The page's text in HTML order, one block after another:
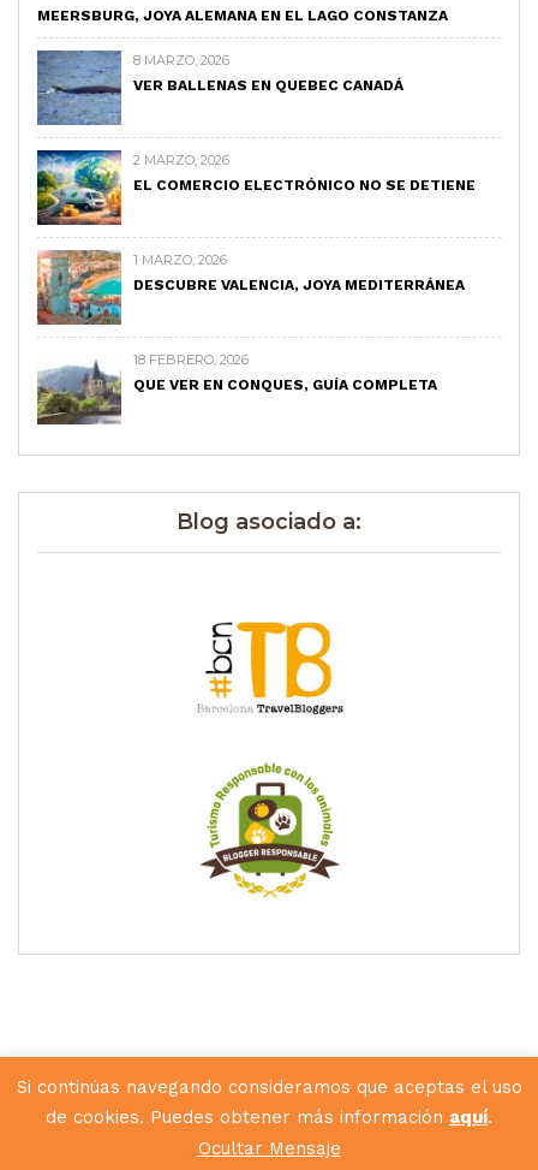
MEERSBURG, JOYA ALEMANA EN EL LAGO CONSTANZA
8 MARZO, 2026
VER BALLENAS EN QUEBEC CANADÁ
2 MARZO, 2026
EL COMERCIO ELECTRÓNICO NO SE DETIENE
1 MARZO, 2026
DESCUBRE VALENCIA, JOYA MEDITERRÁNEA
18 FEBRERO, 2026
QUE VER EN CONQUES, GUÍA COMPLETA
Blog asociado a:
Diseñado porHunkey Dorey
Si continúas navegando consideramos que aceptas el uso
de cookies. Puedes obtener más información aquí.
Ocultar Mensaje